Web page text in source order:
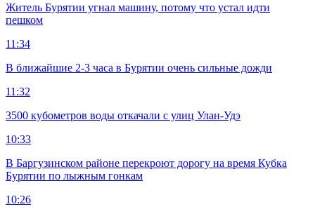
Житель Бурятии угнал машину, потому что устал идти
пешком
11:34
В ближайшие 2-3 часа в Бурятии очень сильные дожди
11:32
3500 кубометров воды откачали с улиц Улан-Удэ
10:33
В Баргузинском районе перекроют дорогу на время Кубка
Бурятии по лыжным гонкам
10:26